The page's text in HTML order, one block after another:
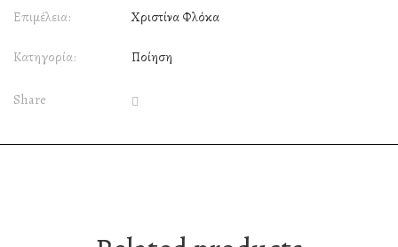
Επιμέλεια: Χριστίνα Φλόκα
Κατηγορία: Ποίηση
Share